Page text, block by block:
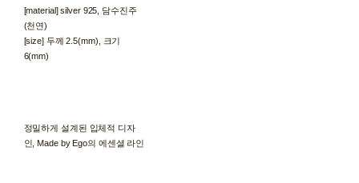
[material] silver 925, 담수진주
(천연)
[size] 두께 2.5(mm), 크기
6(mm)
정밀하게 설계된 입체적 디자
인, Made by Ego의 에센셜 라인